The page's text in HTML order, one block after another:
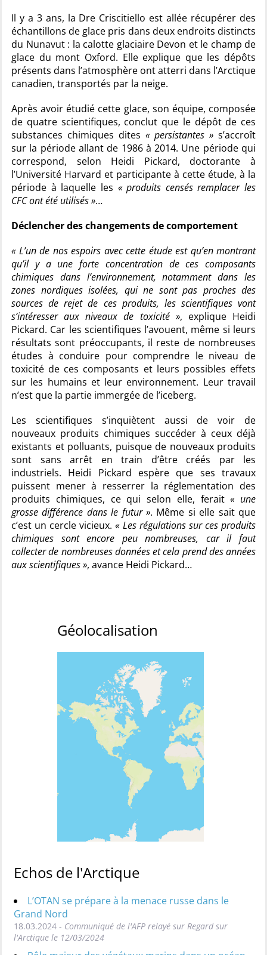
Il y a 3 ans, la Dre Criscitiello est allée récupérer des
échantillons de glace pris dans deux endroits distincts
du Nunavut : la calotte glaciaire Devon et le champ de
glace du mont Oxford. Elle explique que les dépôts
présents dans l’atmosphère ont atterri dans l’Arctique
canadien, transportés par la neige.
Après avoir étudié cette glace, son équipe, composée
de quatre scientifiques, conclut que le dépôt de ces
substances chimiques dites « persistantes » s’accroît
sur la période allant de 1986 à 2014. Une période qui
correspond, selon Heidi Pickard, doctorante à
l’Université Harvard et participante à cette étude, à la
période à laquelle les « produits censés remplacer les
CFC ont été utilisés »…
Déclencher des changements de comportement
« L’un de nos espoirs avec cette étude est qu’en montrant
qu’il y a une forte concentration de ces composants
chimiques dans l’environnement, notamment dans les
zones nordiques isolées, qui ne sont pas proches des
sources de rejet de ces produits, les scientifiques vont
s’intéresser aux niveaux de toxicité », explique Heidi
Pickard. Car les scientifiques l’avouent, même si leurs
résultats sont préoccupants, il reste de nombreuses
études à conduire pour comprendre le niveau de
toxicité de ces composants et leurs possibles effets
sur les humains et leur environnement. Leur travail
n’est que la partie immergée de l’iceberg.
Les scientifiques s’inquiètent aussi de voir de
nouveaux produits chimiques succéder à ceux déjà
existants et polluants, puisque de nouveaux produits
sont sans arrêt en train d’être créés par les
industriels. Heidi Pickard espère que ses travaux
puissent mener à resserrer la réglementation des
produits chimiques, ce qui selon elle, ferait« une
grosse différence dans le futur ». Même si elle sait que
c’est un cercle vicieux.« Les régulations sur ces produits
chimiques sont encore peu nombreuses, car il faut
collecter de nombreuses données et cela prend des années
aux scientifiques », avance Heidi Pickard…
Géolocalisation
Echos de l'Arctique
L’OTAN se prépare à la menace russe dans le
Grand Nord
18.03.2024 - Communiqué de l'AFP relayé sur Regard sur
l'Arctique le 12/03/2024